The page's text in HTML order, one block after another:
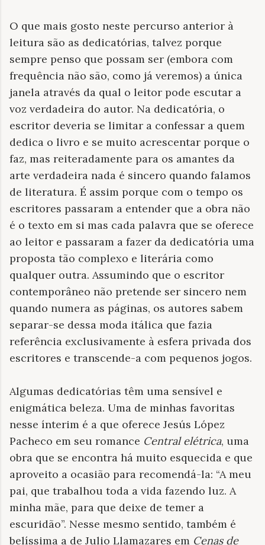
O que mais gosto neste percurso anterior à
leitura são as dedicatórias, talvez porque
sempre penso que possam ser (embora com
frequência não são, como já veremos) a única
janela através da qual o leitor pode escutar a
voz verdadeira do autor. Na dedicatória, o
escritor deveria se limitar a confessar a quem
dedica o livro e se muito acrescentar porque o
faz, mas reiteradamente para os amantes da
arte verdadeira nada é sincero quando falamos
de literatura. É assim porque com o tempo os
escritores passaram a entender que a obra não
é o texto em si mas cada palavra que se oferece
ao leitor e passaram a fazer da dedicatória uma
proposta tão complexo e literária como
qualquer outra. Assumindo que o escritor
contemporâneo não pretende ser sincero nem
quando numera as páginas, os autores sabem
separar-se dessa moda itálica que fazia
referência exclusivamente à esfera privada dos
escritores e transcende-a com pequenos jogos.
Algumas dedicatórias têm uma sensível e
enigmática beleza. Uma de minhas favoritas
nesse ínterim é a que oferece Jesús López
Pacheco em seu romance Central elétrica, uma
obra que se encontra há muito esquecida e que
aproveito a ocasião para recomendá-la: “A meu
pai, que trabalhou toda a vida fazendo luz. A
minha mãe, para que deixe de temer a
escuridão”. Nesse mesmo sentido, também é
belíssima a de Julio Llamazares em Cenas de